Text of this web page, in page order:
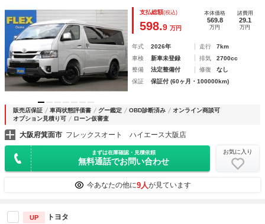
ル ＰＡＷ１６インチアルミホイール ＧＲＡＮＴＲＥＫ１６
インチタイヤ アルティメットテールＬＥＤテールランプ Ｅ
ＴＣ
支払総額(税込)
598.9 万円
本体価格
569.8
万円
諸費用
29.1
万円
年式 2026年 走行
7km
車検
新車未登録 排気
2700cc
整備
法定整備付 修復
なし
保証
保証付 (60ヶ月・100000km)
販売店保証 車両状態評価書 グー鑑定 OBD診断済み
オンライン商談可
オプション見積り可
ローン仮審査
大阪府箕面市 フレックスオート ハイエース大阪店
まずは在庫確認・見積依頼
無料通話でお問い合わせ
お気に入り
今あなたの他に9人が見ています
UP トヨタ